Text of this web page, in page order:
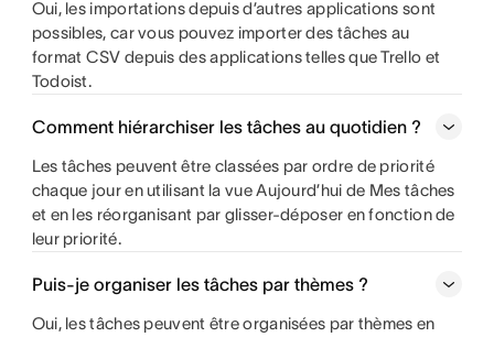
Oui, les importations depuis d’autres applications sont
possibles, car vous pouvez importer des tâches au
format CSV depuis des applications telles que Trello et
Todoist.
Comment hiérarchiser les tâches au quotidien ?
Les tâches peuvent être classées par ordre de priorité
chaque jour en utilisant la vue Aujourd’hui de Mes tâches
et en les réorganisant par glisser-déposer en fonction de
leur priorité.
Puis-je organiser les tâches par thèmes ?
Oui, les tâches peuvent être organisées par thèmes en